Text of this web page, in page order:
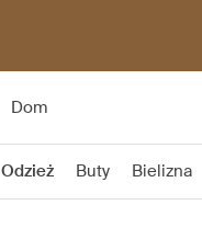
Dom
Odzież Buty Bielizna